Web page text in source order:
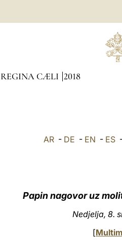
CÆLI 2018
AR- DE - EN - ES
Papin nagovor uz
Nedjelja, 8.
[